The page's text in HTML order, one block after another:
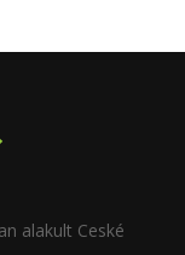
alakult Ceské